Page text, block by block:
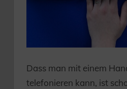
Dass man mit einem
telefonieren kann, ist